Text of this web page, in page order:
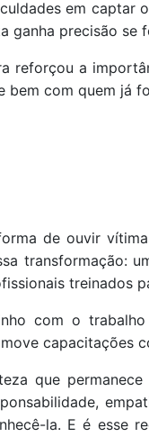
em captar
ganha precisão
reforçou a
bem com quem já
de ouvir
transformação:
treinados
com o
capacitações
que
la. E é esse